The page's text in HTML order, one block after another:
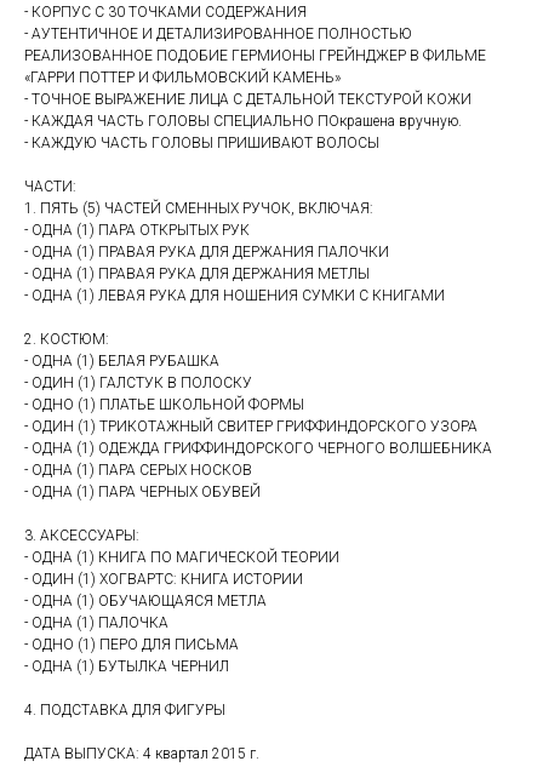
- КОРПУС С 30 ТОЧКАМИ СОДЕРЖАНИЯ
- АУТЕНТИЧНОЕ И ДЕТАЛИЗИРОВАННОЕ ПОЛНОСТЬЮ
РЕАЛИЗОВАННОЕ ПОДОБИЕ ГЕРМИОНЫ ГРЕЙНДЖЕР В ФИЛЬМЕ
«ГАРРИ ПОТТЕР И ФИЛЬМОВСКИЙ КАМЕНЬ»
- ТОЧНОЕ ВЫРАЖЕНИЕ ЛИЦА С ДЕТАЛЬНОЙ ТЕКСТУРОЙ КОЖИ
- КАЖДАЯ ЧАСТЬ ГОЛОВЫ СПЕЦИАЛЬНО ПОкрашена вручную.
- КАЖДУЮ ЧАСТЬ ГОЛОВЫ ПРИШИВАЮТ ВОЛОСЫ
ЧАСТИ:
1. ПЯТЬ (5) ЧАСТЕЙ СМЕННЫХ РУЧОК, ВКЛЮЧАЯ:
- ОДНА (1) ПАРА ОТКРЫТЫХ РУК
- ОДНА (1) ПРАВАЯ РУКА ДЛЯ ДЕРЖАНИЯ ПАЛОЧКИ
- ОДНА (1) ПРАВАЯ РУКА ДЛЯ ДЕРЖАНИЯ МЕТЛЫ
- ОДНА (1) ЛЕВАЯ РУКА ДЛЯ НОШЕНИЯ СУМКИ С КНИГАМИ
2. КОСТЮМ:
- ОДНА (1) БЕЛАЯ РУБАШКА
- ОДИН (1) ГАЛСТУК В ПОЛОСКУ
- ОДНО (1) ПЛАТЬЕ ШКОЛЬНОЙ ФОРМЫ
- ОДИН (1) ТРИКОТАЖНЫЙ СВИТЕР ГРИФФИНДОРСКОГО УЗОРА
- ОДНА (1) ОДЕЖДА ГРИФФИНДОРСКОГО ЧЕРНОГО ВОЛШЕБНИКА
- ОДНА (1) ПАРА СЕРЫХ НОСКОВ
- ОДНА (1) ПАРА ЧЕРНЫХ ОБУВЕЙ
3. АКСЕССУАРЫ:
- ОДНА (1) КНИГА ПО МАГИЧЕСКОЙ ТЕОРИИ
- ОДИН (1) ХОГВАРТС: КНИГА ИСТОРИИ
- ОДНА (1) ОБУЧАЮЩАЯСЯ МЕТЛА
- ОДНА (1) ПАЛОЧКА
- ОДНО (1) ПЕРО ДЛЯ ПИСЬМА
- ОДНА (1) БУТЫЛКА ЧЕРНИЛ
4. ПОДСТАВКА ДЛЯ ФИГУРЫ
ДАТА ВЫПУСКА: 4 квартал 2015 г.